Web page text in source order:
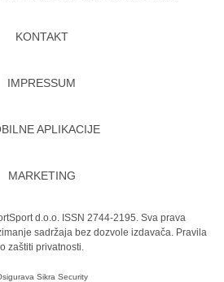
KONTAKT
IMPRESSUM
APLIKACIJE
MARKETING
d.o.o. ISSN 2744-2195. Sva prava
sadržaja bez dozvole izdavača. Pravila
o zaštiti privatnosti.
Sikra Security